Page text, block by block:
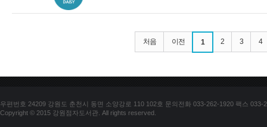
처음 이전 1 2 3 4
우편번호 24209 강원도 춘천시 동면 소양강로 110 102호 문의전화 033-262-1920 팩스 033-
Copyright © 2015 강원점자도서관. All rights reserved.